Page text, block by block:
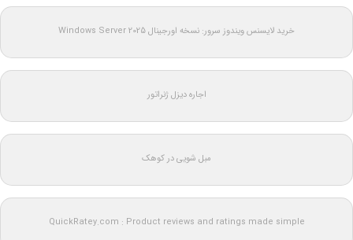
خرید لایسنس ویندوز سرور: نسخه اورجینال Windows Server 2025
اجاره دیزل ژنراتور
مبل شویی در کوهک
QuickRatey.com : Product reviews and ratings made simple